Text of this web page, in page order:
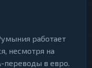
работает
несмотря на
переводы в евро.